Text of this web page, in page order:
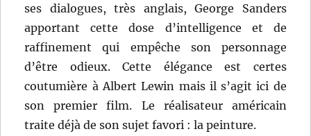
ses dialogues, très anglais, George Sanders
apportant cette dose d’intelligence et de
raffinement qui empêche son personnage
d’être odieux. Cette élégance est certes
coutumière à Albert Lewin mais il s’agit ici de
son premier film. Le réalisateur américain
traite déjà de son sujet favori : la peinture.